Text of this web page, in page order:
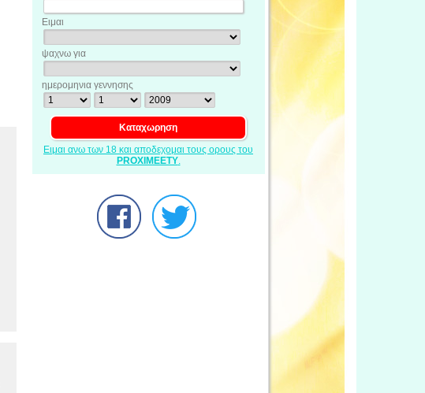
Ειμαι
ψαχνω για
ημερομηνια γεννησης
Ειμαι ανω των 18 και αποδεχομαι τους ορους του
PROXIMEETY.